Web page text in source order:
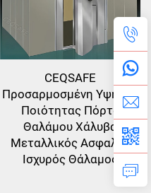
CEQSAFE
Προσαρμοσμένη Υψηλής
Ποιότητας Πόρτα
Θαλάμου Χάλυβα
Μεταλλικός Ασφαλής
Ισχυρός Θάλαμος